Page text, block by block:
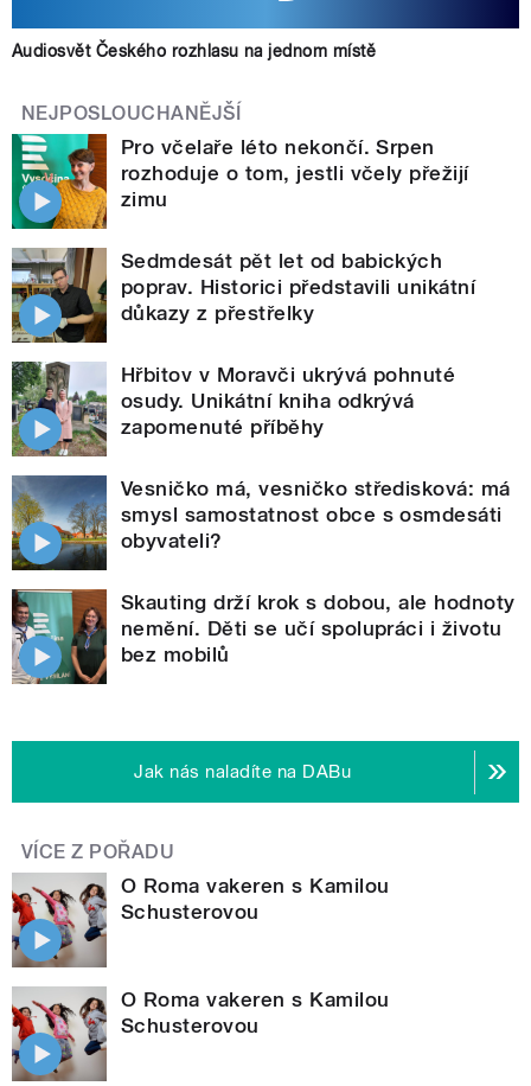
Audiosvět Českého rozhlasu na jednom místě
NEJPOSLOUCHANĚJŠÍ
Pro včelaře léto nekončí. Srpen
rozhoduje o tom, jestli včely přežijí
zimu
Sedmdesát pět let od babických
poprav. Historici představili unikátní
důkazy z přestřelky
Hřbitov v Moravči ukrývá pohnuté
osudy. Unikátní kniha odkrývá
zapomenuté příběhy
Vesničko má, vesničko středisková: má
smysl samostatnost obce s osmdesáti
obyvateli?
Skauting drží krok s dobou, ale hodnoty
nemění. Děti se učí spolupráci i životu
bez mobilů
Jak nás naladíte na DABu
VÍCE Z POŘADU
O Roma vakeren s Kamilou
Schusterovou
O Roma vakeren s Kamilou
Schusterovou